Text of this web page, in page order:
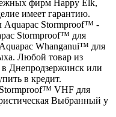
фирм Happy Elk,
имеет гарантию.
Aquapac Stormproof™ -
Stormproof™ для
Whanganui™ для
Любой товар из
в Днепродзержинск или
в кредит.
Stormproof™ VHF для
Выбранный у